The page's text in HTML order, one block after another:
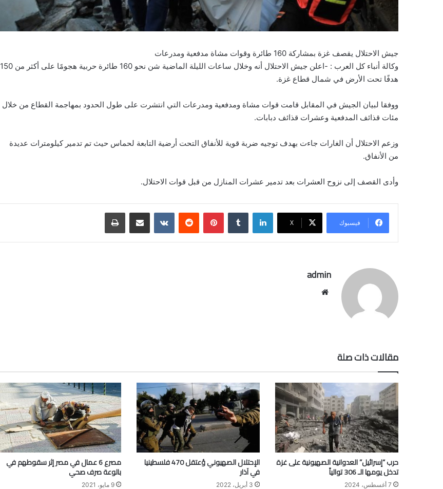
جيش الاحتلال يقصف غزة بمشاركة 160 طائرة وقوات مشاة مدفعية ومدرعات
وكالة أنباء كل العرب : -اعلن جيش الاحتلال أنه وخلال ساعات الليلة الماضية شن نحو 160 طائرة حربية هجومًا على أكثر من 150
هدفًا تحت الأرض في شمال قطاع غزة.
ووفقا لبيان الجيش في المقابل قامت قوات مشاة ومدفعية ومدرعات التي انتشرت على طول الحدود بمهاجمة القطاع من خلال
مئات قذائف المدفعية وعشرات قذائف دبابات.
وزعم الاحتلال أن الغارات جاءت بهدف توجيه ضربة قوية للأنفاق التحت أرضية التابعة لحماس حيث تم تدمير كيلومترات عديدة
من الأنفاق.
وأدى القصف إلى نزوح العشرات بعد تدمير عشرات المنازل من قبل قوات الاحتلال.
فيسبوك ‫X
لينكدإن بينتيريست مشاركة عبر البريد طباعة
admin
مقالات ذات صلة
حرب “إسرائيل” العدوانية الصهيونية على غزة
تدخل يومها الـ 306 توالياً
7 أغسطس، 2024
الإحتلال الصهيوني ؤعتقل 470 فلسطينيا
في آذار
3 أبريل، 2022
مصرع 6 عمال في مصر إثر سقوطهم في
بالوعة صرف صحي
9 مايو، 2021